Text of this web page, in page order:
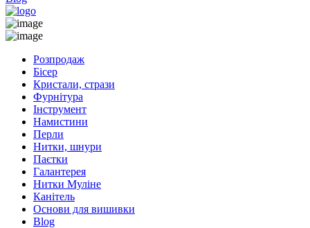
Розпродаж
Бісер
Кристали, стрази
Фурнітура
Інструмент
Намистини
Перли
Нитки, шнури
Паєтки
Галантерея
Нитки Муліне
Канітель
Основи для вишивки
Blog